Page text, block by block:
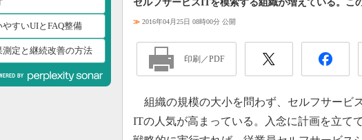
やすいUIとFAQ整備
測定と継続改善の方法
セルフサービスITを模索する組織が増えている。こ
≫ 2016年04月25日 08時00分 公開
印刷／PDF
組織の規模の大小を問わず、セルフサービ
ITの人気が高まっている。入念に計画を立てて